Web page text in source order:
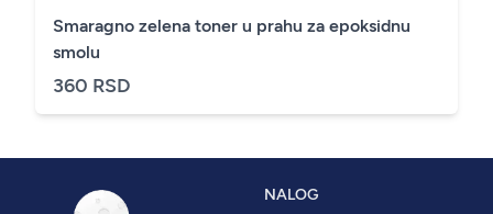
Smaragno zelena toner u prahu za epoksidnu
smolu
360 RSD
NALOG